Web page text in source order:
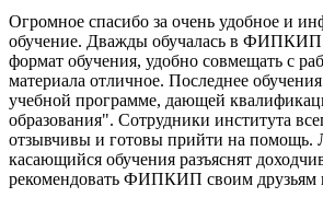
Огромное спасибо за очень удобное и
обучение. Дважды обучалась в
формат обучения, удобно совмещать с
материала отличное. Последнее
учебной программе, дающей
образования". Сотрудники института
отзывчивы и готовы прийти на помощь.
касающийся обучения разъяснят
рекомендовать ФИПКИП своим друзьям